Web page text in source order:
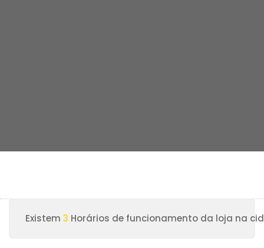
Existem 3 Horários de funcionamento da loja na